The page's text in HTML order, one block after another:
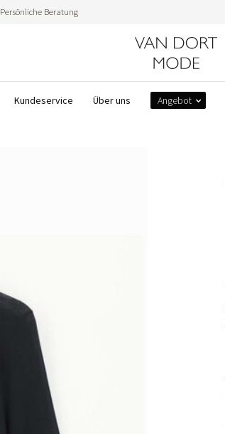
Persönliche Beratung
Kundeservice Über uns Angebot